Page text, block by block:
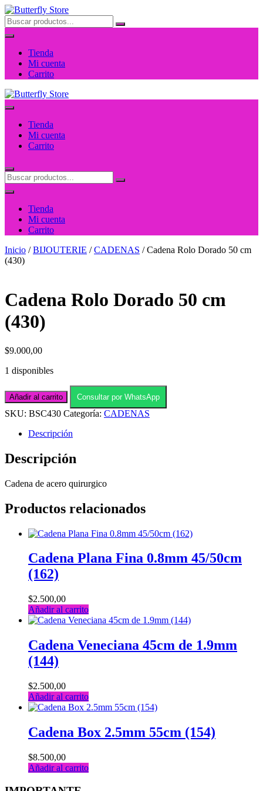
Saltar
al
contenido
Tienda
Mi cuenta
Carrito
Tienda
Mi cuenta
Carrito
Tienda
Mi cuenta
Carrito
Inicio /BIJOUTERIE /CADENAS / Cadena Rolo Dorado 50 cm
(430)
Cadena Rolo Dorado 50 cm
(430)
$9.000,00
1 disponibles
Cadena
Rolo
Dorado
cantidad
Añadir al carrito Consultar por WhatsApp
SKU: BSC430 Categoría: CADENAS
Descripción
Descripción
Cadena de acero quirurgico
Productos relacionados
Cadena Plana Fina 0.8mm 45/50cm
(162)
$2.500,00
Añadir al carrito
Cadena Veneciana 45cm de 1.9mm
(144)
$2.500,00
Añadir al carrito
Cadena Box 2.5mm 55cm (154)
$8.500,00
Añadir al carrito